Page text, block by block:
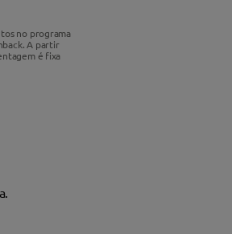
no programa
A partir
é fixa